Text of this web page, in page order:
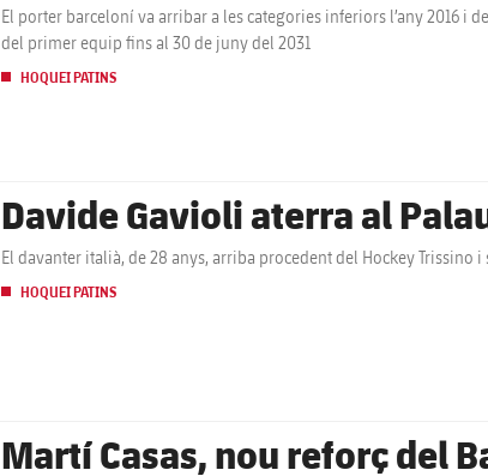
El porter barceloní va arribar a les categories inferiors l’any 2016 i
del primer equip fins al 30 de juny del 2031
HOQUEI PATINS
Davide Gavioli aterra al
El davanter italià, de 28 anys, arriba procedent del Hockey Trissino
HOQUEI PATINS
Martí Casas, nou reforç del